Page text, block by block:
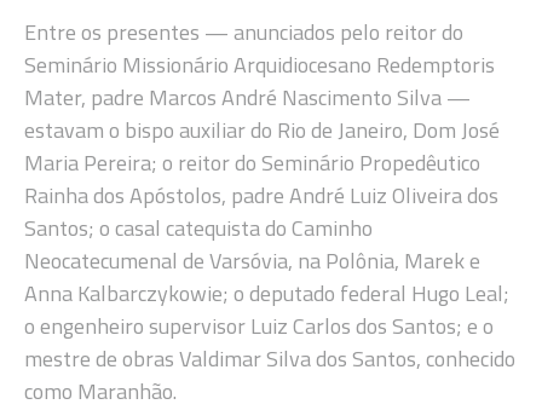
Entre os presentes — anunciados pelo reitor do
Seminário Missionário Arquidiocesano Redemptoris
Mater, padre Marcos André Nascimento Silva —
estavam o bispo auxiliar do Rio de Janeiro, Dom José
Maria Pereira; o reitor do Seminário Propedêutico
Rainha dos Apóstolos, padre André Luiz Oliveira dos
Santos; o casal catequista do Caminho
Neocatecumenal de Varsóvia, na Polônia, Marek e
Anna Kalbarczykowie; o deputado federal Hugo Leal;
o engenheiro supervisor Luiz Carlos dos Santos; e o
mestre de obras Valdimar Silva dos Santos, conhecido
como Maranhão.